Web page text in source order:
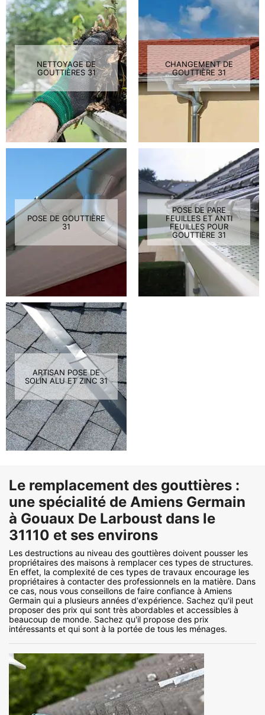
NETTOYAGE DE
GOUTTIÈRES 31
CHANGEMENT DE
GOUTTIÈRE 31
POSE DE GOUTTIÈRE
31
POSE DE PARE
FEUILLES ET ANTI
FEUILLES POUR
GOUTTIÈRE 31
ARTISAN POSE DE
SOLIN ALU ET ZINC 31
Le remplacement des gouttières :
une spécialité de Amiens Germain
à Gouaux De Larboust dans le
31110 et ses environs
Les destructions au niveau des gouttières doivent pousser les
propriétaires des maisons à remplacer ces types de structures.
En effet, la complexité de ces types de travaux encourage les
propriétaires à contacter des professionnels en la matière. Dans
ce cas, nous vous conseillons de faire confiance à Amiens
Germain qui a plusieurs années d'expérience. Sachez qu'il peut
proposer des prix qui sont très abordables et accessibles à
beaucoup de monde. Sachez qu'il propose des prix
intéressants et qui sont à la portée de tous les ménages.